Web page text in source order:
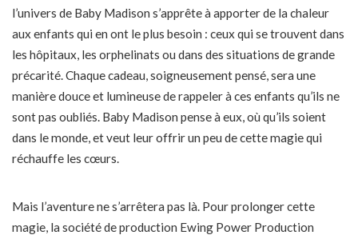
l’univers de Baby Madison s’apprête à apporter de la chaleur
aux enfants qui en ont le plus besoin : ceux qui se trouvent dans
les hôpitaux, les orphelinats ou dans des situations de grande
précarité. Chaque cadeau, soigneusement pensé, sera une
manière douce et lumineuse de rappeler à ces enfants qu’ils ne
sont pas oubliés. Baby Madison pense à eux, où qu’ils soient
dans le monde, et veut leur offrir un peu de cette magie qui
réchauffe les cœurs.
Mais l’aventure ne s’arrêtera pas là. Pour prolonger cette
magie, la société de production Ewing Power Production